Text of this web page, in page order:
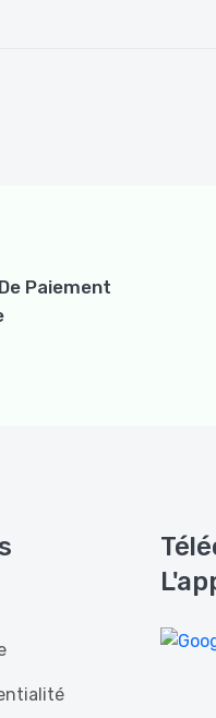
Paiement